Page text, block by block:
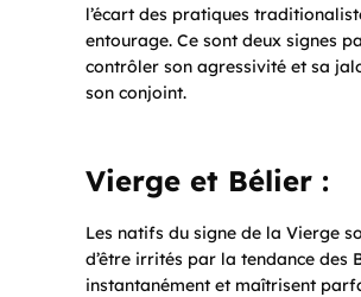
l’écart des pratiques
entourage. Ce sont deux signes
contrôler son agressivité et sa
son conjoint.
Vierge et Bélier :
Les natifs du signe de la Vierge
d’être irrités par la tendance des
instantanément et maîtrisent